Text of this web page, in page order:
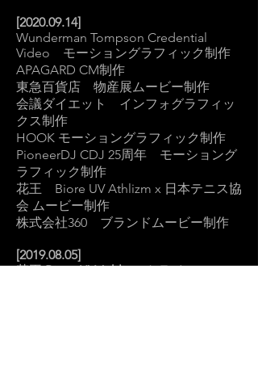
[2020.09.14]
Wunderman Tompson Credential
Video モーショングラフィック制作
APAGARD​ CM制作
東急百貨店 物産展ムービー制作
会議ダイエット​ インフォグラフィッ
クス制作
HOOK モーショングラフィック制作
PioneerDJ CDJ 25周年 モーショング
ラフィック制作
花王 Biore UV Athlizm x 日本テニス協
会 ムービー制作
株式会社360 ブランドムービー制作
[2019.08.05]
花王Biore UV Athlizmトライアスロ